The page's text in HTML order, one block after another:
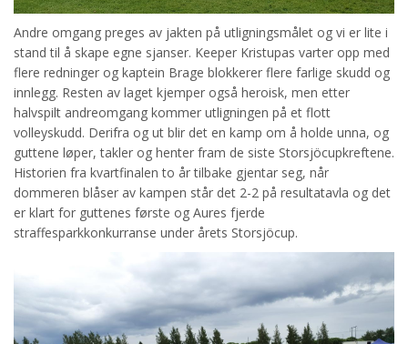
Andre omgang preges av jakten på utligningsmålet og vi er lite i
stand til å skape egne sjanser. Keeper Kristupas varter opp med
flere redninger og kaptein Brage blokkerer flere farlige skudd og
innlegg. Resten av laget kjemper også heroisk, men etter
halvspilt andreomgang kommer utligningen på et flott
volleyskudd. Derifra og ut blir det en kamp om å holde unna, og
guttene løper, takler og henter fram de siste Storsjöcupkreftene.
Historien fra kvartfinalen to år tilbake gjentar seg, når
dommeren blåser av kampen står det 2-2 på resultatavla og det
er klart for guttenes første og Aures fjerde
straffesparkkonkurranse under årets Storsjöcup.